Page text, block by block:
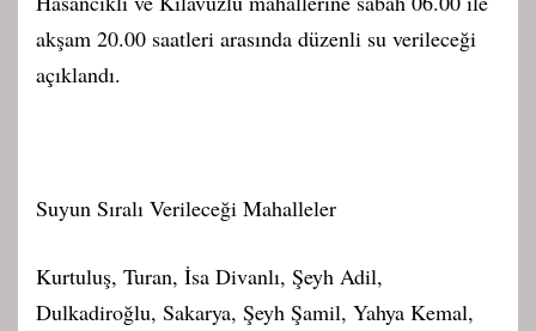
akşam 20.00 saatleri arasında düzenli su verileceği
açıklandı.
Suyun Sıralı Verileceği Mahalleler
Kurtuluş, Turan, İsa Divanlı, Şeyh Adil,
Dulkadiroğlu, Sakarya, Şeyh Şamil, Yahya Kemal,